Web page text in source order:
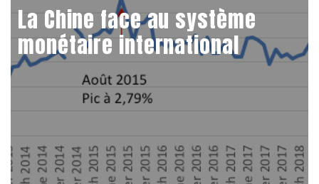
La Chine face au système
monétaire international